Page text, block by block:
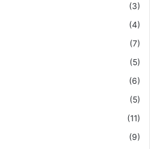
(3)
(4)
(7)
(5)
(6)
(5)
(11)
(9)